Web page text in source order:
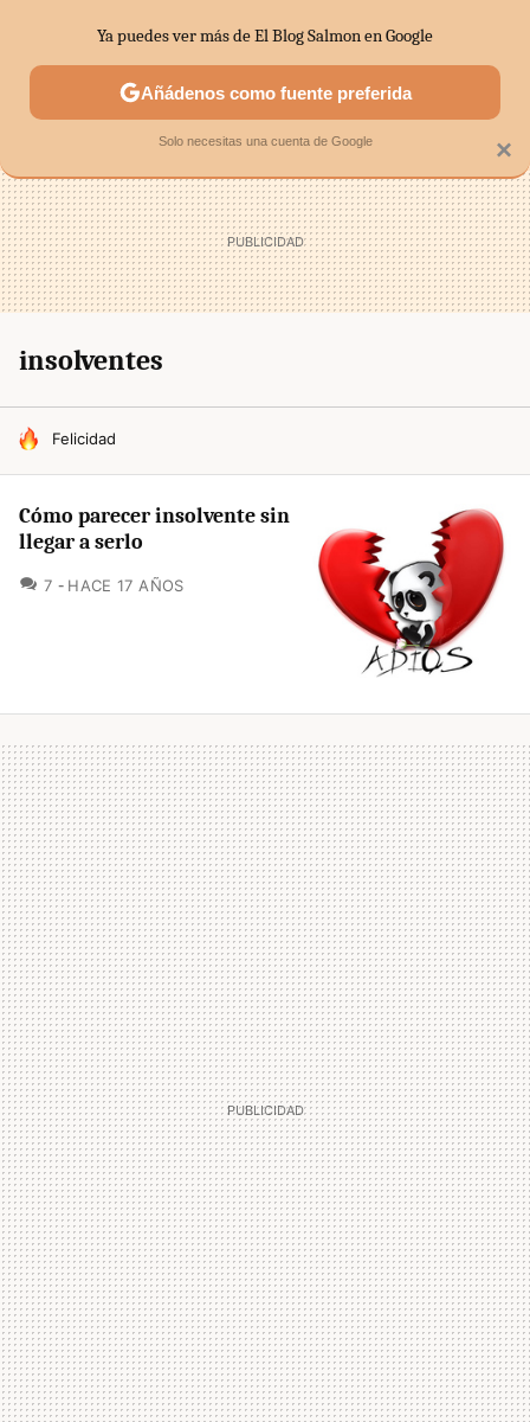
SECTORES ECONOMÍA DOMÉSTICA MERCADOS
insolventes
HOY SE HABLA DE
Felicidad
Cómo parecer insolvente sin
llegar a serlo
7 COMENTARIOS
HACE 17 AÑOS
×
Ya puedes ver más de El Blog Salmon en Google
Añádenos como fuente preferida
Solo necesitas una cuenta de Google